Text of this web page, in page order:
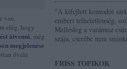
"A kifejlett komodói
emberi telhetetlenség,
Mellesleg a varánusz
szája, cserébe nem
FRISS TOPIKOK
van,
elég, hogy
átvenni, még
megjelenése
ővele